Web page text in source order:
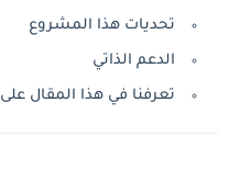
تحديات هذا المشروع
الدعم الذاتي
تعرفنا في هذا المقال على: